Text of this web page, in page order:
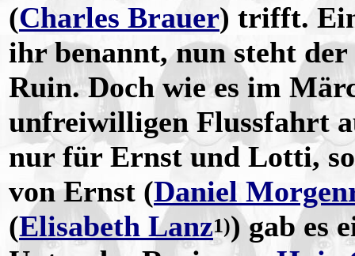
(Charles Brauer) trifft.
ihr benannt, nun steht
Ruin. Doch wie es im
unfreiwilligen Flussfahrt
nur für Ernst und Lotti,
von Ernst (Daniel
(Elisabeth Lanz1)) gab es